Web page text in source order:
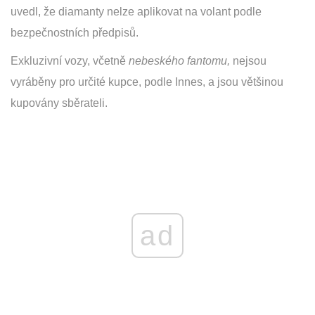
uvedl, že diamanty nelze aplikovat na volant podle
bezpečnostních předpisů.
Exkluzivní vozy, včetně nebeského fantomu, nejsou
vyráběny pro určité kupce, podle Innes, a jsou většinou
kupovány sběrateli.
ad